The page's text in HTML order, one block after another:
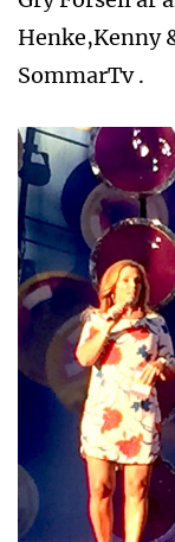
Henke,Kenny
SommarTv .